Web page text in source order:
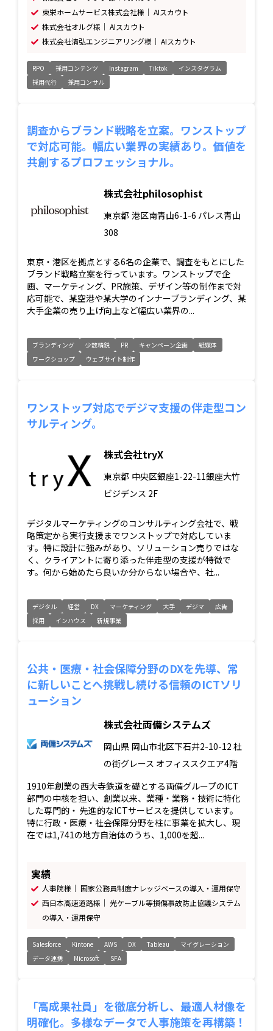
東栄ホームサービス株式会社様｜ AIスカウト
株式会社オルグ様｜ AIスカウト
株式会社清弘エンジニアリング様｜ AIスカウト
RPO 採用コンテンツ Instagram Tiktok
インスタグラム
採用代行
採用コンサル
調査からブランド戦略を立案。ワンストップ
で対応可能。幅広い業界の実績あり。価値を
共創するプロフェッショナル。
株式会社philosophist
東京都 港区南青山6-1-6 パレス青山
308
東京・港区を拠点とする6名の企業で、調査をもとにした
ブランド戦略立案を行っています。ワンストップで企
画、マーケティング、PR施策、デザイン等の制作まで対
応可能で、某空港や某大学のインナーブランディング、某
大手企業の売り上げ向上など幅広い業界の...
ブランディング 少数精鋭 PR キャンペーン企画
紙媒体
ワークショップ
ウェブサイト制作
ワンストップ対応でデジマ支援の伴走型コン
サルティング。
株式会社tryX
東京都 中央区銀座1-22-11銀座大竹
ビジデンス 2F
デジタルマーケティングのコンサルティング会社で、戦
略策定から実行支援までワンストップで対応していま
す。特に設計に強みがあり、ソリューション売りではな
く、クライアントに寄り添った伴走型の支援が特徴で
す。何から始めたら良いか分からない場合や、社...
デジタル 経営 DX マーケティング 大手 デジマ
広告
採用
インハウス 新規事業
公共・医療・社会保障分野のDXを先導、常
に新しいことへ挑戦し続ける信頼のICTソリ
ューション
株式会社両備システムズ
岡山県 岡山市北区下石井2-10-12 杜
の街グレース オフィススクエア4階
1910年創業の西大寺鉄道を礎とする両備グループのICT
部門の中核を担い、創業以来、業種・業務・技術に特化
した専門的・ 先進的なICTサービスを提供しています。
特に行政・医療・社会保障分野を柱に事業を拡大し、現
在では1,741の地方自治体のうち、1,000を超...
実績
人事院様｜ 国家公務員制度ナレッジベースの導入・運用保守
西日本高速道路様｜ 光ケーブル等損傷事故防止協議システム
の導入・運用保守
Salesforce Kintone AWS DX Tableau
マイグレーション
データ連携
Microsoft SFA
「高成果社員」を徹底分析し、最適人材像を
明確化。多様なデータで人事施策を再構築！